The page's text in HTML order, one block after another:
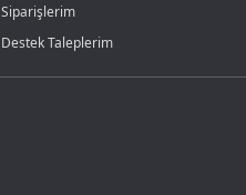
Siparişlerim
Destek Taleplerim